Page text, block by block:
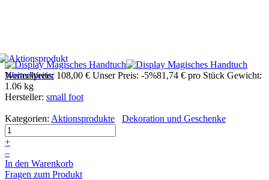
WeiterWeiter
Normalpreis: 108,00 € Unser Preis: -5%81,74 € pro Stück Gewicht:
1.06 kg
Hersteller: small foot
Kategorien: Aktionsprodukte Dekoration und Geschenke
+
–
In den Warenkorb
Fragen zum Produkt